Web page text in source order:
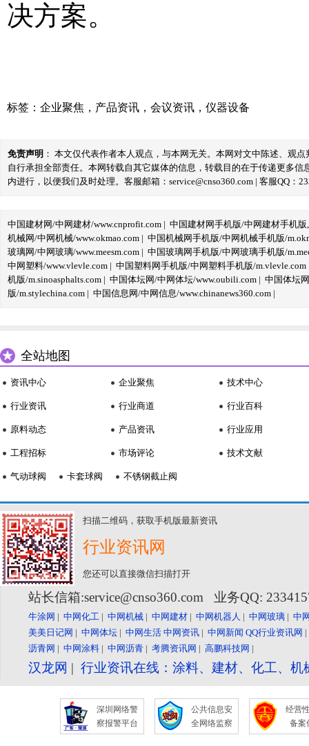
决方案。
标签： 企业聚焦 ， 产品资讯 ， 会议资讯 ， 仪器设备
免责声明 ： 本文仅代表作者本人观点，与本网无关。本网对文中陈述、观
自行承担全部责任。本网转载自其它媒体的信息，转载目的在于传递更多
内进行，以便我们及时处理。客服邮箱：service@cnso360.com | 客服QQ：
中国建材网/中网建材/www.cnprofit.com | 中国建材网手机版/中网建材手机版
机械网/中网机械/www.okmao.com | 中国机械网手机版/中网机械手机版/
玻璃网/中网玻璃/www.meesm.com | 中国玻璃网手机版/中网玻璃手机版/
中网塑料/www.vlevle.com | 中国塑料网手机版/中网塑料手机版/m.vlevle.com
机版/m.sinoasphalts.com | 中国体坛网/中网体坛/www.oubili.com | 中国体坛
版/m.stylechina.com | 中国信息网/中网信息/www.chinanews360.com |
全站地图
资讯中心
行业资讯
原料动态
工程招标
企业聚焦
行业商道
产品资讯
市场评论
技术中心
行业百科
行业应用
技术文献
气动球阀 卡套球阀 不锈钢截止阀
扫描二维码，获取手机版最新资讯
行业资讯网
您还可以直接微信扫描打开
站长信箱:service@cnso360.com 业务QQ:
牛涂网 | 中网化工 | 中网机械 | 中网建材 | 中网机器人 | 中网玻璃 | 中
美美日记网 | 中网体坛 | 中网生活 中网资讯 | 中网新闻 QQ行业资讯网
沥青网 | 中网涂料 | 中网沥青 | 考腾资讯网 | 高鹏科技网 |
汉龙网 | 行业资讯在线：涂料、建材、化工、
深圳网络警
察报警平台
公共信息安
全网络监察
经营
备案